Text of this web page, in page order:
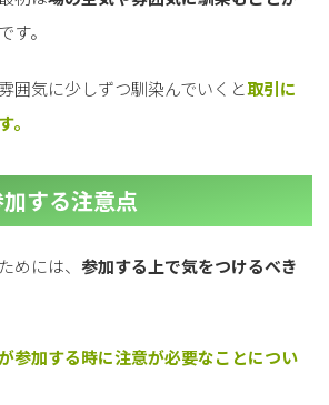
す。
囲気に少しずつ馴染んでいくと取引に
。
する注意点
めには、 参加する上で気をつけるべき
参加する時に注意が必要なことについ